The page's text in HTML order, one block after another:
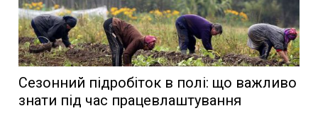
Сезонний підробіток в полі: що важливо
знати під час працевлаштування